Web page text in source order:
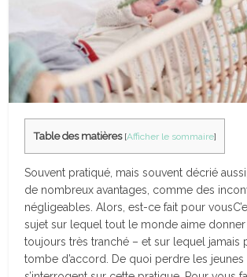
Table des matières [Afficher le sommaire]
Souvent pratiqué, mais souvent décrié
de nombreux avantages, comme des
négligeables. Alors, est-ce fait pour
sujet sur lequel tout le monde aime donner
toujours très tranché – et sur lequel jamais
tombe d’accord. De quoi perdre les jeunes